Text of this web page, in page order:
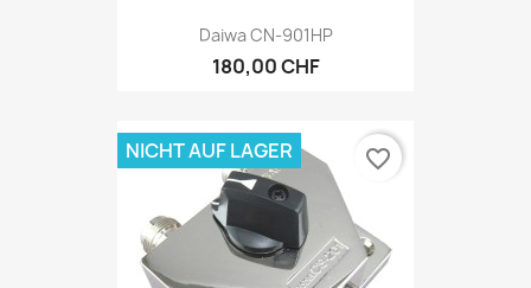
Daiwa CN-901HP
180,00 CHF
NICHT AUF LAGER favorite_border